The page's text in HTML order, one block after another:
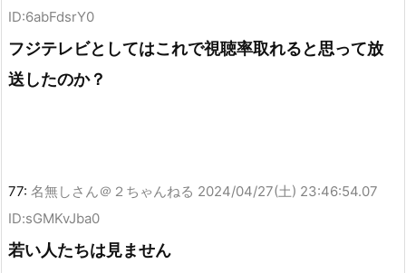
ID:6abFdsrY0
フジテレビとしてはこれで視聴率取れると思って放
送したのか？
77: 名無しさん＠２ちゃんねる 2024/04/27(土) 23:46:54.07
ID:sGMKvJba0
若い人たちは見ません